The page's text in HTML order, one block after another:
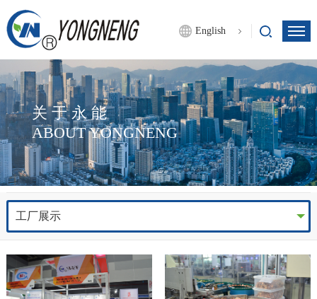
English
关于永能
ABOUT YONGNENG
工厂展示